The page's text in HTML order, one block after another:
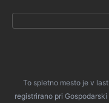
To spletno mesto je v
registrirano pri